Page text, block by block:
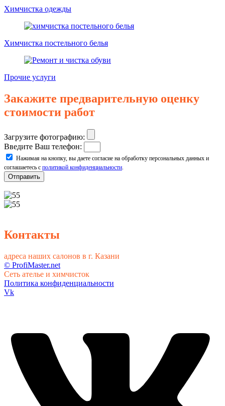
Химчистка одежды
Химчистка постельного белья
Прочие услуги
Закажите предварительную оценку
стоимости работ
Загрузите фотографию:
Введите Ваш телефон:
Нажимая на кнопку, вы даете согласие на обработку персональных данных и
соглашаетесь с политикой конфиденциальности
Отправить
Контакты
адреса наших салонов в г. Казани
© ProfiMaster.net
Сеть ателье и химчисток
Политика конфиденциальности
Vk